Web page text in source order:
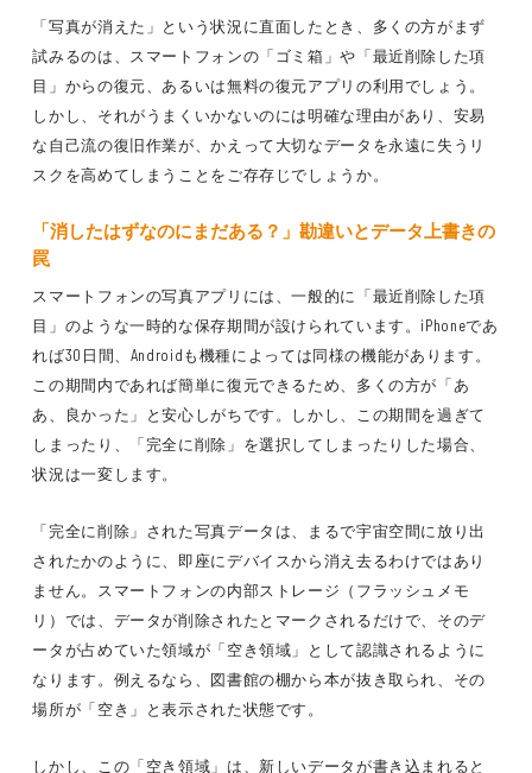
「写真が消えた」という状況に直面したとき、多くの方がまず
試みるのは、スマートフォンの「ゴミ箱」や「最近削除した項
目」からの復元、あるいは無料の復元アプリの利用でしょう。
しかし、それがうまくいかないのには明確な理由があり、安易
な自己流の復旧作業が、かえって大切なデータを永遠に失うリ
スクを高めてしまうことをご存存じでしょうか。
「消したはずなのにまだある？」勘違いとデータ上書きの
罠
スマートフォンの写真アプリには、一般的に「最近削除した項
目」のような一時的な保存期間が設けられています。iPhoneであ
れば30日間、Androidも機種によっては同様の機能があります。
この期間内であれば簡単に復元できるため、多くの方が「あ
あ、良かった」と安心しがちです。しかし、この期間を過ぎて
しまったり、「完全に削除」を選択してしまったりした場合、
状況は一変します。
「完全に削除」された写真データは、まるで宇宙空間に放り出
されたかのように、即座にデバイスから消え去るわけではあり
ません。スマートフォンの内部ストレージ（フラッシュメモ
リ）では、データが削除されたとマークされるだけで、そのデ
ータが占めていた領域が「空き領域」として認識されるように
なります。例えるなら、図書館の棚から本が抜き取られ、その
場所が「空き」と表示された状態です。
しかし、この「空き領域」は、新しいデータが書き込まれると